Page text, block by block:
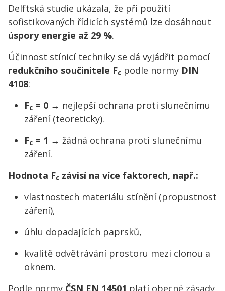
Delftská studie ukázala, že při použití
sofistikovaných řídicích systémů lze dosáhnout
úspory energie až 29 %.
Účinnost stínicí techniky se dá vyjádřit pomocí
redukčního součinitele Fc podle normy DIN
4108:
Fc = 0 → nejlepší ochrana proti slunečnímu
záření (teoreticky).
Fc = 1 → žádná ochrana proti slunečnímu
záření.
Hodnota Fc závisí na více faktorech, např.:
vlastnostech materiálu stínění (propustnost
záření),
úhlu dopadajících paprsků,
kvalitě odvětrávání prostoru mezi clonou a
oknem.
Podle normy ČSN EN 14501 platí obecné zásady